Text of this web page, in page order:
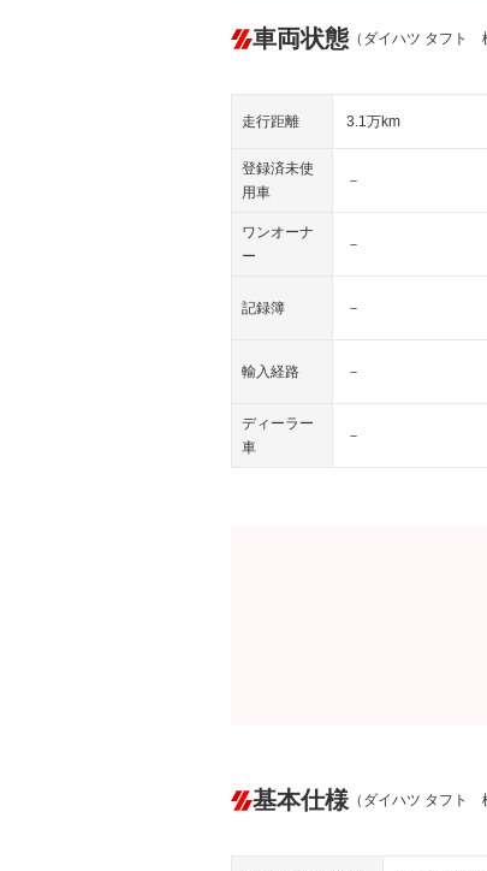
車両状態 （ダイハツ タフト
走行距離 3.1万km
登録済未使
用車
－
ワンオーナ
ー
－
記録簿 －
輸入経路 －
ディーラー
車
－
基本仕様 （ダイハツ タフト